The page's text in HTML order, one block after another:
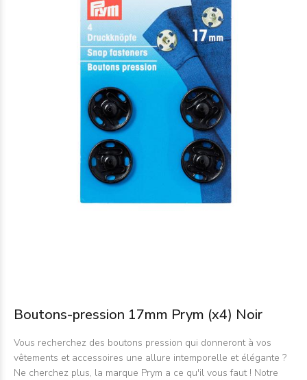
Boutons-pression 17mm Prym (x4) Noir
Vous recherchez des boutons pression qui donneront à vos
vêtements et accessoires une allure intemporelle et élégante ?
Ne cherchez plus, la marque Prym a ce qu'il vous faut ! Notre